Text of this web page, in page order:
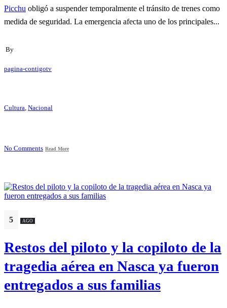
Picchu obligó a suspender temporalmente el tránsito de trenes como
medida de seguridad. La emergencia afecta uno de los principales...
By
pagina-contigotv
Cultura, Nacional
No Comments Read More
5 AGO
Restos del piloto y la copiloto de la
tragedia aérea en Nasca ya fueron
entregados a sus familias